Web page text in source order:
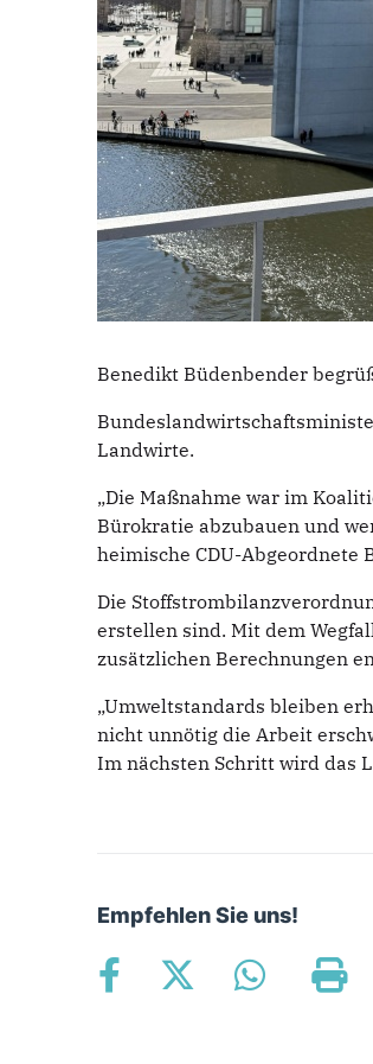
Benedikt Büdenbender
Landwirte.
„Die Maßnahme war im
Bürokratie abzubauen und
heimische CDU-Abgeordnete
Die
erstellen sind. Mit dem
zusätzlichen Berechnungen
„Umweltstandards bleiben
nicht unnötig die Arbeit
Im nächsten Schritt wird das
Empfehlen Sie uns!